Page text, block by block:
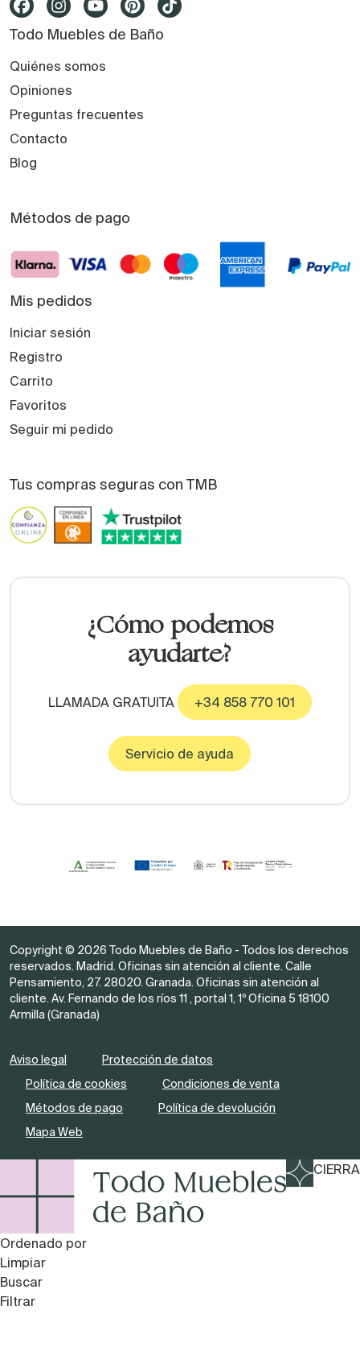
Todo Muebles de Baño
Quiénes somos
Opiniones
Preguntas frecuentes
Contacto
Blog
Métodos de pago
Mis pedidos
Iniciar sesión
Registro
Carrito
Favoritos
Seguir mi pedido
Tus compras seguras con TMB
¿Cómo podemos
ayudarte?
LLAMADA GRATUITA +34 858 770 101
Servicio de ayuda
Copyright © 2026 Todo Muebles de Baño - Todos los derechos
reservados. Madrid. Oficinas sin atención al cliente. Calle
Pensamiento, 27. 28020. Granada. Oficinas sin atención al
cliente. Av. Fernando de los ríos 11 , portal 1, 1º Oficina 5 18100
Armilla (Granada)
Aviso legal
Protección de datos
Política de cookies
Condiciones de venta
Métodos de pago
Política de devolución
Mapa Web
CIERRA
Ordenado por
Limpiar
Buscar
Filtrar